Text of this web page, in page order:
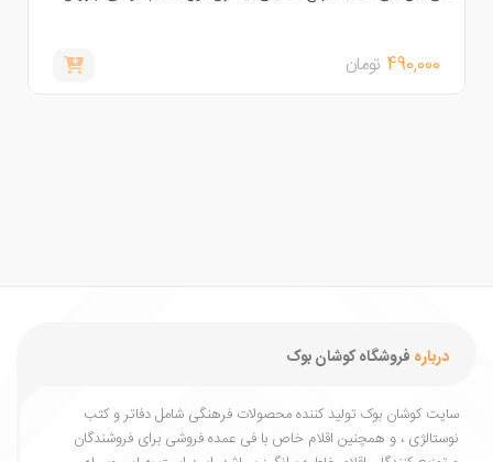
490,000 تومان
فروشگاه کوشان بوک
کوشان بوک تولید کننده محصولات فرهنگی شامل دفاتر و کتب
، و همچنین اقلام خاص با فی عمده فروشی برای فروشندگان